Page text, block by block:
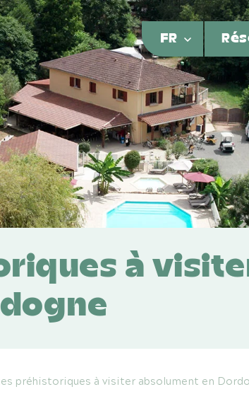
FR
à
préhistoriques à visiter absolument en